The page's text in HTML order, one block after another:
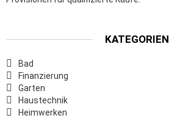
KATEGORIEN
Bad
Finanzierung
Garten
Haustechnik
Heimwerken